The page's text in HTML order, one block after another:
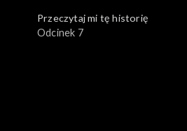
Przeczytaj mi tę historię
Odcinek 7